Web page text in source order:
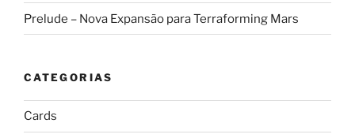
Prelude – Nova Expansão para Terraforming Mars
CATEGORIAS
Cards